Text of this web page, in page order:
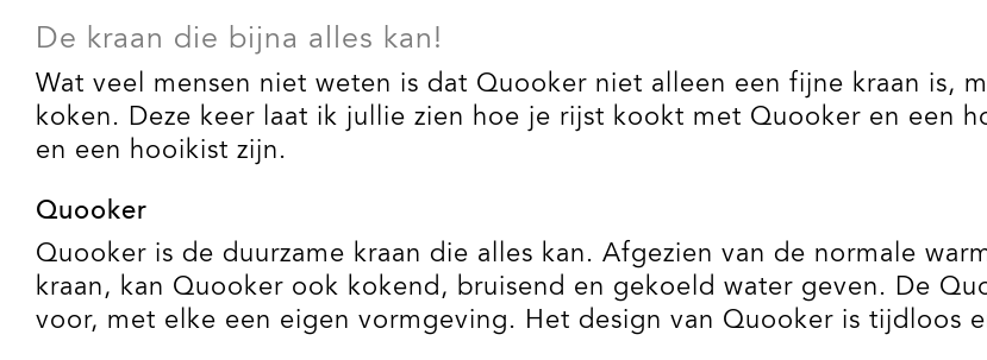
De kraan die bijna alles kan!
Wat veel mensen niet weten is dat Quooker niet alleen een fijne kraan is,
koken. Deze keer laat ik jullie zien hoe je rijst kookt met Quooker en een
en een hooikist zijn.
Quooker
Quooker is de duurzame kraan die alles kan. Afgezien van de normale
kraan, kan Quooker ook kokend, bruisend en gekoeld water geven. De
voor, met elke een eigen vormgeving. Het design van Quooker is tijdloos